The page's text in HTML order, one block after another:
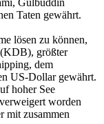
Taten gewährt.
lösen zu können,
größter
dem
US-Dollar gewährt.
hoher See
worden
mit zusammen